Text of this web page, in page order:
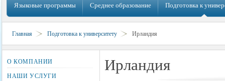
Языковые программы Среднее образование Подготовка к
Главная Подготовка к университету Ирландия
Ирландия
О КОМПАНИИ
НАШИ УСЛУГИ